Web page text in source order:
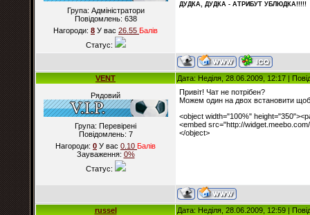
Група: Адміністратори
Повідомлень: 638
Нагороди: 8 У вас 26.55 Балiв
Статус:
ДУДКА, ДУДКА - АТРИБУT УБЛЮДКА!!!!!
VENT Дата: Неділя, 28.06.2009, 12:17 |
Рядовий
Група: Перевірені
Повідомлень: 7
Нагороди: 0 У вас 0.10 Балiв
Зауваження: 0%
Статус:
Привіт! Чат не потрібен?
Можем один на двох встановити
<object width="100%"
<embed src="http://
</object>
russel Дата: Неділя, 28.06.2009, 12:59 |